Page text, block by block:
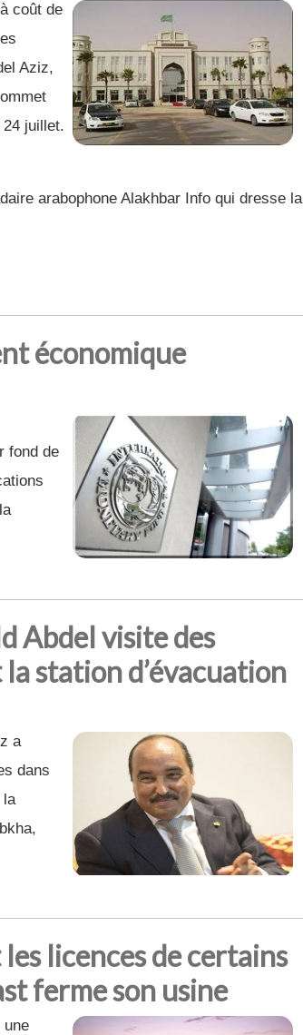
coût de
Aziz,
juillet.
arabophone Alakhbar Info qui dresse la
économique
fond de
Abdel visite des
station d’évacuation
a
dans
la
licences de certains
ferme son usine